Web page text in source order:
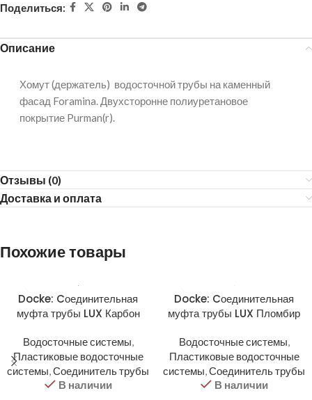
Поделиться:
Описание
Хомут (держатель) водосточной трубы на каменный
фасад Foramina. Двухсторонне полиуретановое
покрытие Purman(r).
Отзывы (0)
Доставка и оплата
Похожие товары
Docke: Cоединительная
муфта трубы LUX Карбон
Водосточные системы,
Пластиковые водосточные
системы,Соединитель трубы
В наличии
Docke: Cоединительная
муфта трубы LUX Пломбир
Водосточные системы,
Пластиковые водосточные
системы,Соединитель трубы
В наличии